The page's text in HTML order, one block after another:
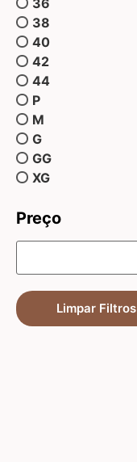
38
40
42
44
P
M
G
GG
XG
Preço
Limpar Filtros